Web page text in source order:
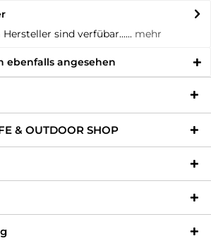
sind verfübar...... mehr
ebenfalls angesehen
& OUTDOOR SHOP